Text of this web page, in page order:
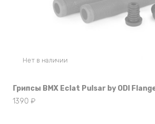
Нет в наличии
Грипсы BMX Eclat Pulsar by ODI
1390 ₽